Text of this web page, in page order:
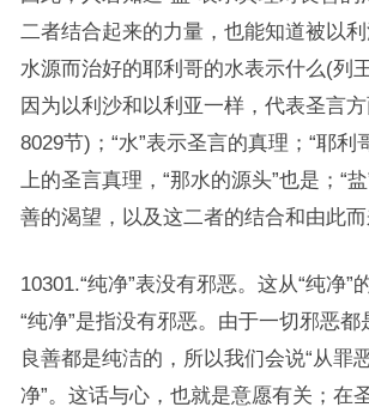
二者结合起来的力量，也能知道被以
水源而治好的耶利哥的水表示什么(列
因为以利沙和以利亚一样，代表圣言
8029节)；“水”表示圣言的真理；“耶利
上的圣言真理，“那水的源头”也是；“
善的渴望，以及这二者的结合和由此而
10301.“纯净”表没有邪恶。这从“纯净”
“纯净”是指没有邪恶。由于一切邪恶都
良善都是纯洁的，所以我们会说“从罪
净”。这话与心，也就是意愿有关；在